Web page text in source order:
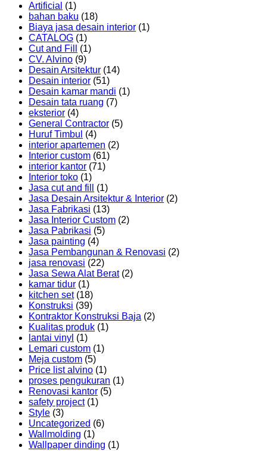
Artificial (1)
bahan baku (18)
Biaya jasa desain interior (1)
CATALOG (1)
Cut and Fill
(1)
CV. Alvino (9)
Desain Arsitektur (14)
Desain interior (51)
Desain kamar mandi (1)
Desain tata ruang (7)
eksterior (4)
General Contractor (5)
Huruf Timbul (4)
interior apartemen (2)
Interior custom (61)
interior kantor (71)
Interior toko (1)
Jasa cut and fill
(1)
Jasa Desain Arsitektur & Interior (2)
Jasa Fabrikasi (13)
Jasa Interior Custom (2)
Jasa Pabrikasi (5)
Jasa painting (4)
Jasa Pembangunan & Renovasi (2)
jasa renovasi (22)
Jasa Sewa Alat Berat(2)
kamar tidur (1)
kitchen set(18)
Konstruksi (39)
Kontraktor Konstruksi Baja (2)
Kualitas produk (1)
lantai vinyl (1)
Lemari custom (1)
Meja custom (5)
Price list alvino (1)
proses pengukuran (1)
Renovasi kantor (5)
safety project(1)
Style (3)
Uncategorized (6)
Wallmolding (1)
Wallpaper dinding (1)